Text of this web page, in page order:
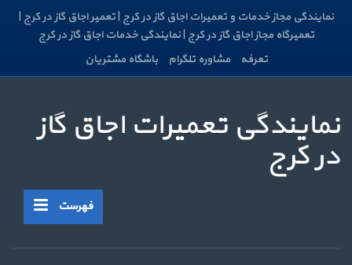
نمایندگی مجاز خدمات و تعمیرات اجاق گاز در کرج | تعمیر اجاق گاز در کرج |
تعمیرگاه مجاز اجاق گاز در کرج | نمایندگی خدمات اجاق گاز در کرج
تعرفه
مشاوره تلگرام باشگاه مشتریان
نمایندگی تعمیرات اجاق گاز
در کرج
فهرست